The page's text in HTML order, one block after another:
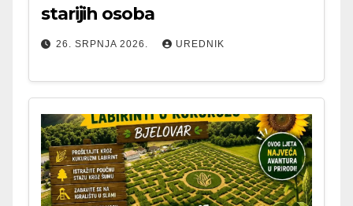
starijih osoba
26. SRPNJA 2026. UREDNIK